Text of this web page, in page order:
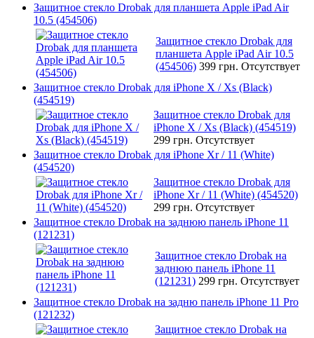
Защитное стекло Drobak для планшета Apple iPad Air
10.5 (454506)
Защитное стекло Drobak для
планшета Apple iPad Air 10.5
(454506) 399 грн. Отсутствует
Защитное стекло Drobak для iPhone X / Xs (Black)
(454519)
Защитное стекло Drobak для
iPhone X / Xs (Black) (454519)
299 грн. Отсутствует
Защитное стекло Drobak для iPhone Xr / 11 (White)
(454520)
Защитное стекло Drobak для
iPhone Xr / 11 (White) (454520)
299 грн. Отсутствует
Защитное стекло Drobak на заднюю панель iPhone 11
(121231)
Защитное стекло Drobak на
заднюю панель iPhone 11
(121231) 299 грн. Отсутствует
Защитное стекло Drobak на задню панель iPhone 11 Pro
(121232)
Защитное стекло Drobak на